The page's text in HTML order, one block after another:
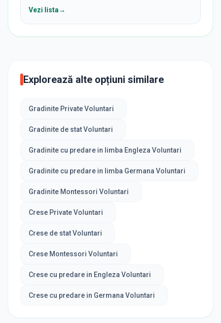
Vezi lista→
Explorează alte opțiuni similare
Gradinite Private Voluntari
Gradinite de stat Voluntari
Gradinite cu predare in limba Engleza Voluntari
Gradinite cu predare in limba Germana Voluntari
Gradinite Montessori Voluntari
Crese Private Voluntari
Crese de stat Voluntari
Crese Montessori Voluntari
Crese cu predare in Engleza Voluntari
Crese cu predare in Germana Voluntari